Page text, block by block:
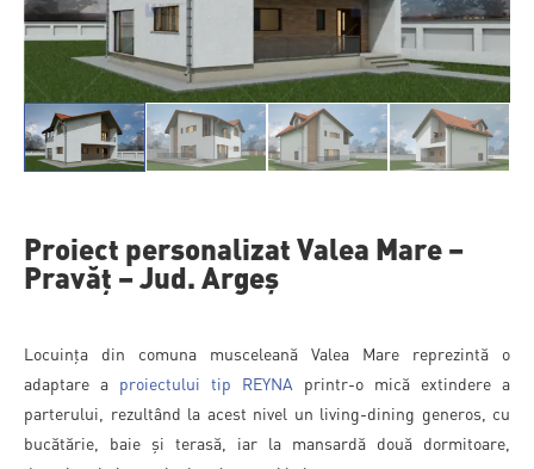
Proiect personalizat Valea Mare –
Pravăț – Jud. Argeș
Locuința din comuna musceleană Valea Mare reprezintă o
adaptare a proiectului tip REYNA printr-o mică extindere a
parterului, rezultând la acest nivel un living-dining generos, cu
bucătărie, baie și terasă, iar la mansardă două dormitoare,